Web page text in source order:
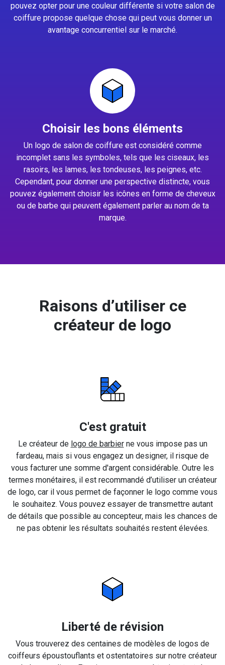
pouvez opter pour une couleur différente si votre salon de
coiffure propose quelque chose qui peut vous donner un
avantage concurrentiel sur le marché.
Choisir les bons éléments
Un logo de salon de coiffure est considéré comme
incomplet sans les symboles, tels que les ciseaux, les
rasoirs, les lames, les tondeuses, les peignes, etc.
Cependant, pour donner une perspective distincte, vous
pouvez également choisir les icônes en forme de cheveux
ou de barbe qui peuvent également parler au nom de ta
marque.
Raisons d’utiliser ce
créateur de logo
C'est gratuit
Le créateur de logo de barbierne vous impose pas un
fardeau, mais si vous engagez un designer, il risque de
vous facturer une somme d'argent considérable. Outre les
termes monétaires, il est recommandé d’utiliser un créateur
de logo, car il vous permet de façonner le logo comme vous
le souhaitez. Vous pouvez essayer de transmettre autant
de détails que possible au concepteur, mais les chances de
ne pas obtenir les résultats souhaités restent élevées.
Liberté de révision
Vous trouverez des centaines de modèles de logos de
coiffeurs époustouflants et ostentatoires sur notre créateur